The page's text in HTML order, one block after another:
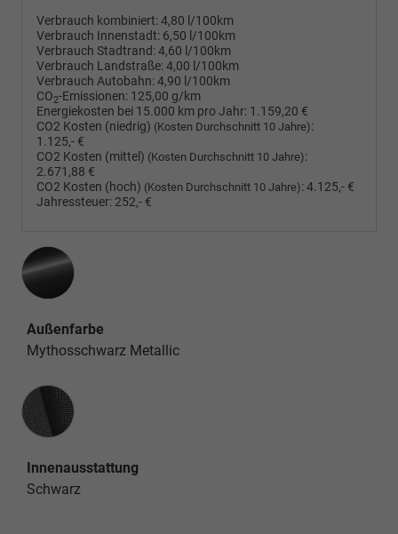
Verbrauch kombiniert:4,80 l/100km
Verbrauch Innenstadt: 6,50 l/100km
Verbrauch Stadtrand:4,60 l/100km
Verbrauch Landstraße:4,00 l/100km
Verbrauch Autobahn:4,90 l/100km
CO2-Emissionen: 125,00 g/km
Energiekosten bei 15.000 km pro Jahr: 1.159,20 €
CO2 Kosten (niedrig) (Kosten Durchschnitt 10 Jahre):
1.125,- €
CO2 Kosten (mittel) (Kosten Durchschnitt 10 Jahre):
2.671,88 €
CO2 Kosten (hoch) (Kosten Durchschnitt 10 Jahre):4.125,- €
Jahressteuer: 252,- €
Außenfarbe
Mythosschwarz Metallic
Innenausstattung
Innenausstattung
Schwarz